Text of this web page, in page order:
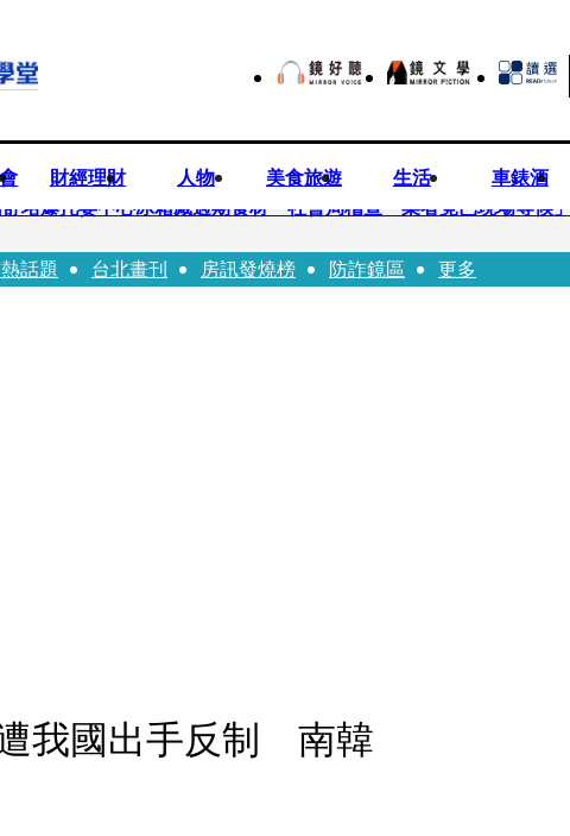
財經理財 人物 美食旅遊 生活 車錶酒
培爆托嬰中心冰箱藏過期食材 社會局稽查「業者竟已現場等候
工會開戰Uber Eats
話題 台北畫刊 房訊發燒榜 防詐鏡區 更多
我國出手反制 南韓